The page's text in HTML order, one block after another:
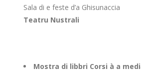
Sala di e feste d’a Ghisunaccia
Teatru Nustrali
Mostra di libbri Corsi à a